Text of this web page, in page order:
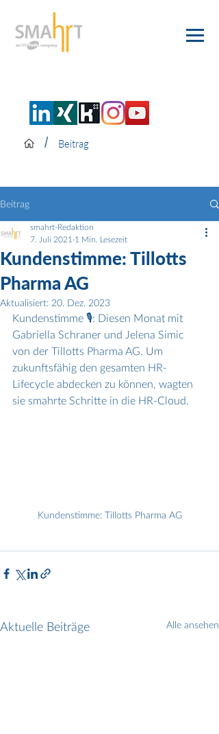
/ Beitrag
Beitrag
Kundenstimme: Tillotts
Pharma AG
smahrt-Redaktion
7. Juli 2021 1 Min. Lesezeit
Aktualisiert: 20. Dez. 2023
Kundenstimme 🎙️: Diesen Monat mit
Gabriella Schraner und Jelena Simic
von der Tillotts Pharma AG. Um
zukunftsfähig den gesamten HR-
Lifecycle abdecken zu können, wagten
sie smahrte Schritte in die HR-Cloud.
Kundenstimme: Tillotts Pharma AG
Aktuelle Beiträge Alle ansehen